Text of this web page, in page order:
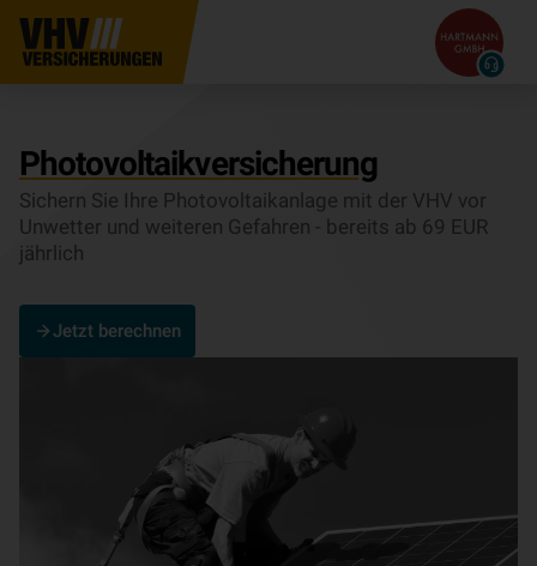
Pho­to­vol­ta­ik­ver­si­che­rung
Sichern Sie Ihre Pho­to­vol­ta­ik­an­lage mit der VHV vor
Unwetter und weiteren Gefahren - bereits ab 69 EUR
jährlich
Jetzt berechnen